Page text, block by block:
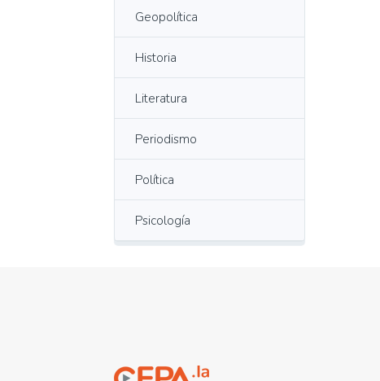
Geopolítica
Historia
Literatura
Periodismo
Política
Psicología